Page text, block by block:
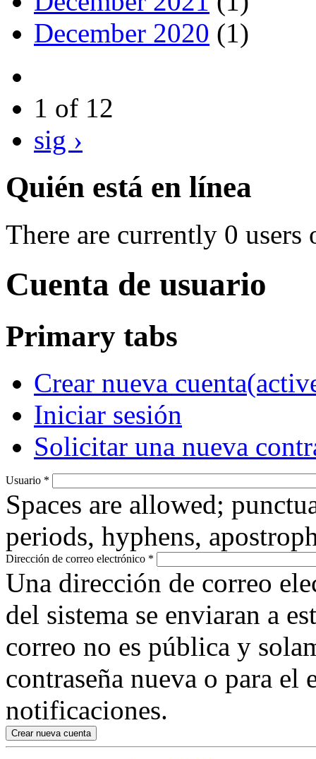
December 2020 (1)
1 of 12
sig ›
Quién está en línea
There are currently 0 users
Cuenta de usuario
Primary tabs
Crear nueva cuenta
Iniciar sesión
Solicitar una nueva
Usuario *
Spaces are allowed;
periods, hyphens,
Dirección de correo electrónico *
Una dirección de correo
del sistema se enviaran a
correo no es pública y
contraseña nueva o para
notificaciones.